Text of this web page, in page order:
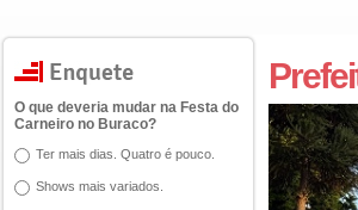
O que deveria mudar na Festa do
Carneiro no Buraco?
Ter mais dias. Quatro é pouco.
Shows mais variados.